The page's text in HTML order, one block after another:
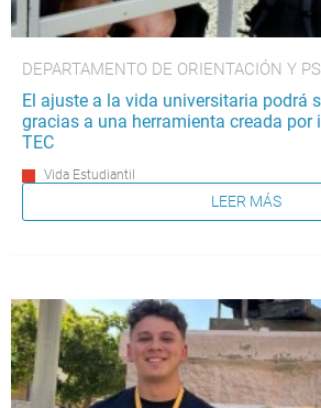
DEPARTAMENTO DE ORIENTACIÓN Y
El ajuste a la vida universitaria podrá
gracias a una herramienta creada por
TEC
Vida Estudiantil
LEER MÁS